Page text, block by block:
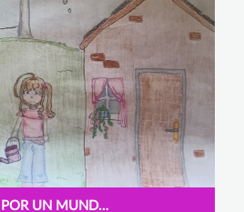
RENOVAR ENERGÍA POR UN MUNDO EN ARMONÍA